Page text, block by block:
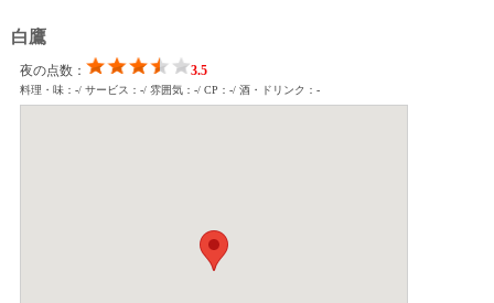
白鷹